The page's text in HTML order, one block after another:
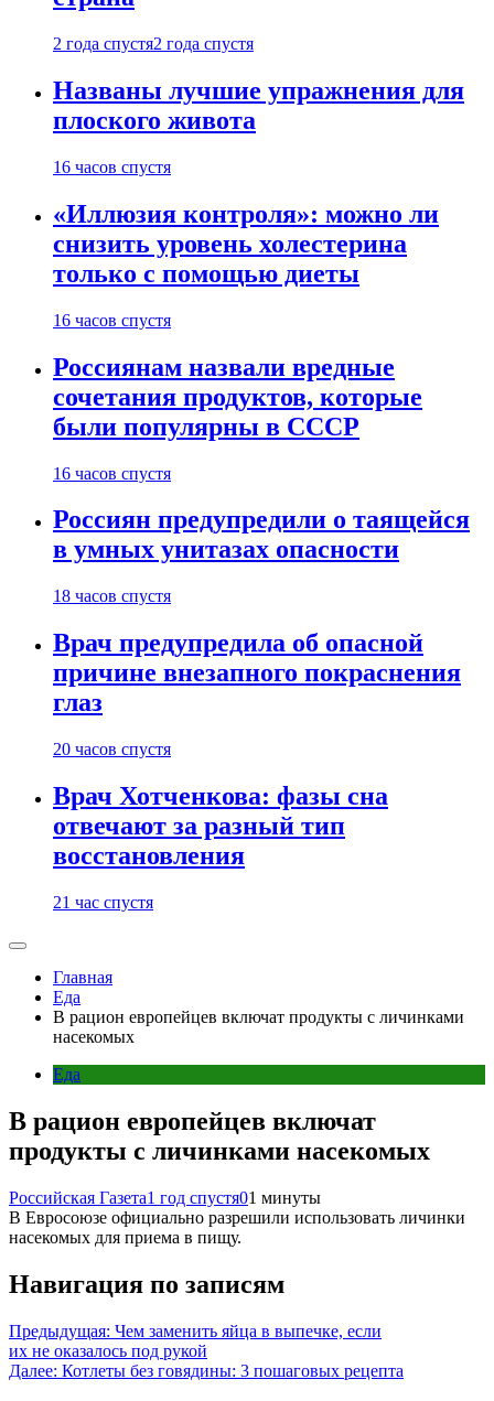
2 года спустя2 года спустя
Названы лучшие упражнения для
плоского живота
16 часов спустя
«Иллюзия контроля»: можно ли
снизить уровень холестерина
только с помощью диеты
16 часов спустя
Россиянам назвали вредные
сочетания продуктов, которые
были популярны в СССР
16 часов спустя
Россиян предупредили о таящейся
в умных унитазах опасности
18 часов спустя
Врач предупредила об опасной
причине внезапного покраснения
глаз
20 часов спустя
Врач Хотченкова: фазы сна
отвечают за разный тип
восстановления
21 час спустя
Главная
Еда
В рацион европейцев включат продукты с личинками
насекомых
Еда
В рацион европейцев включат
продукты с личинками насекомых
Российская Газета1 год спустя01 минуты
В Евросоюзе официально разрешили использовать личинки
насекомых для приема в пищу.
Навигация по записям
Предыдущая: Чем заменить яйца в выпечке, если
их не оказалось под рукой
Далее: Котлеты без говядины: 3 пошаговых рецепта